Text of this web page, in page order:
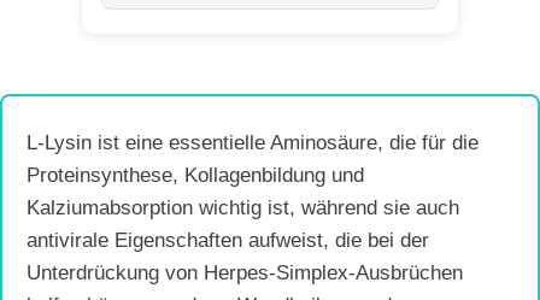
L-Lysin ist eine essentielle Aminosäure, die für die
Proteinsynthese, Kollagenbildung und
Kalziumabsorption wichtig ist, während sie auch
antivirale Eigenschaften aufweist, die bei der
Unterdrückung von Herpes-Simplex-Ausbrüchen